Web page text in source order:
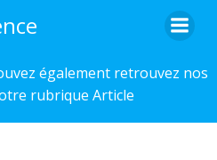
au
également retrouvez nos
rubrique Article